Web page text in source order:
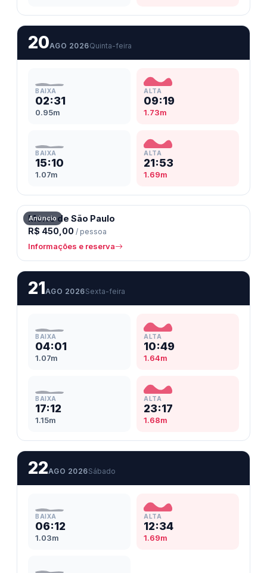
20AGO 2026Quinta-feira
BAIXA
02:31
0.95m
ALTA
09:19
1.73m
BAIXA
15:10
1.07m
ALTA
21:53
1.69m
Anúncio
Morro de São Paulo
R$ 450,00 / pessoa
Informações e reserva
21AGO 2026Sexta-feira
BAIXA
04:01
1.07m
ALTA
10:49
1.64m
BAIXA
17:12
1.15m
ALTA
23:17
1.68m
22AGO 2026Sábado
BAIXA
06:12
1.03m
ALTA
12:34
1.69m